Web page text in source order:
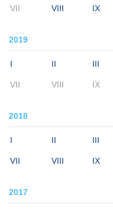
VII VIII IX
2019
I II III
VII VIII IX
2018
I II III
VII VIII IX
2017